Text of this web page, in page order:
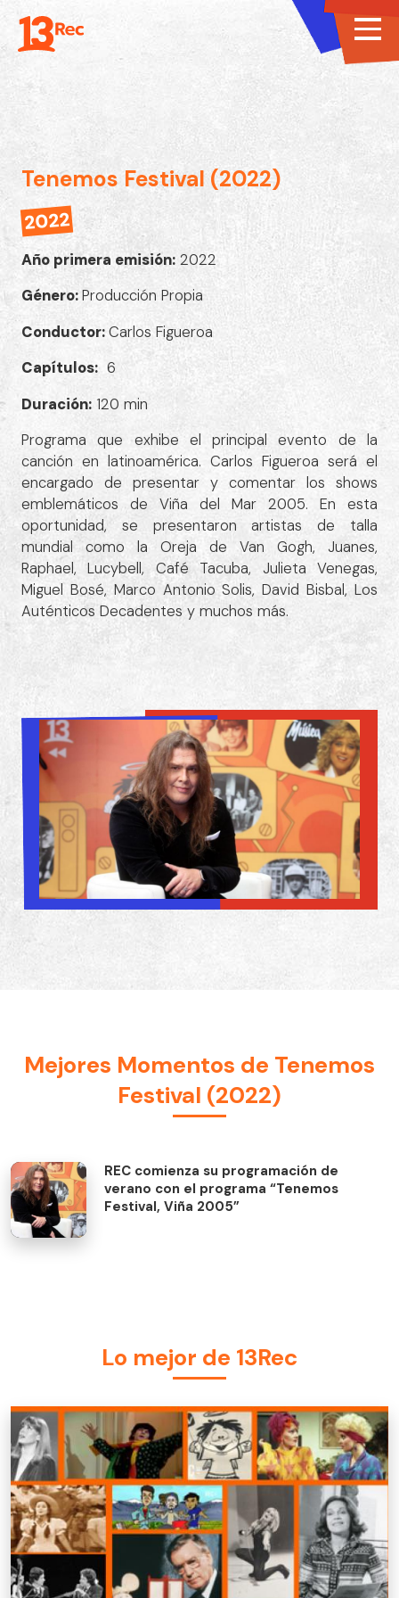
Tenemos Festival (2022)
2022
Año primera emisión: 2022
Género:Producción Propia
Conductor:Carlos Figueroa
Capítulos: 6
Duración: 120 min
Programa que exhibe el principal evento de la
canción en latinoamérica. Carlos Figueroa será el
encargado de presentar y comentar los shows
emblemáticos de Viña del Mar 2005. En esta
oportunidad, se presentaron artistas de talla
mundial como la Oreja de Van Gogh, Juanes,
Raphael, Lucybell, Café Tacuba, Julieta Venegas,
Miguel Bosé, Marco Antonio Solis, David Bisbal, Los
Auténticos Decadentes y muchos más.
Tenemos Festival (2022)
Mejores Momentos de Tenemos
Festival (2022)
REC comienza su programación de
verano con el programa “Tenemos
Festival, Viña 2005”
Lo mejor de 13Rec